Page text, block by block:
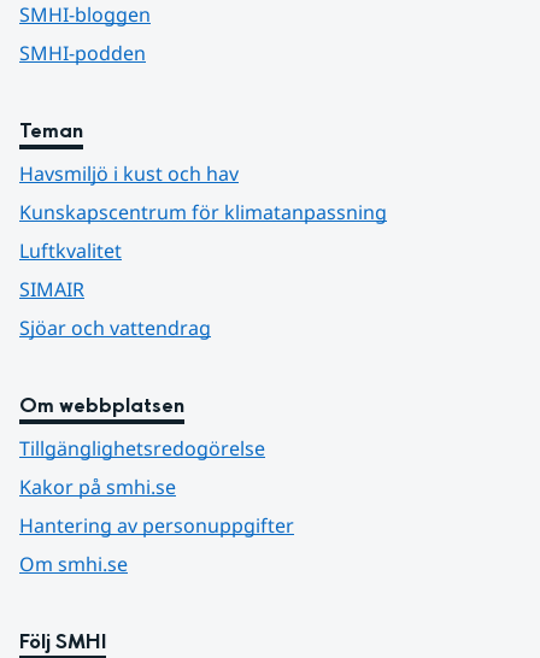
SMHI-bloggen
SMHI-podden
Teman
Havsmiljö i kust och hav
Kunskapscentrum för klimatanpassning
Luftkvalitet
SIMAIR
Sjöar och vattendrag
Om webbplatsen
Tillgänglighetsredogörelse
Kakor på smhi.se
Hantering av personuppgifter
Om smhi.se
Följ SMHI